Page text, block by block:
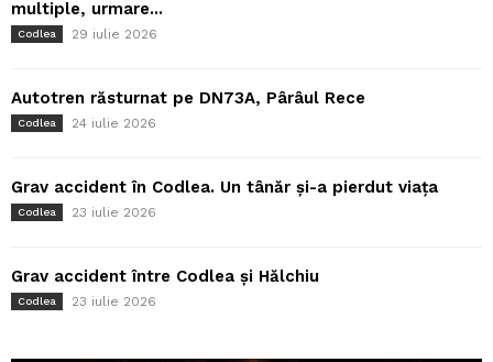
multiple, urmare...
Codlea 29 iulie 2026
Autotren răsturnat pe DN73A, Pârâul Rece
Codlea 24 iulie 2026
Grav accident în Codlea. Un tânăr și-a pierdut viața
Codlea 23 iulie 2026
Grav accident între Codlea și Hălchiu
Codlea 23 iulie 2026